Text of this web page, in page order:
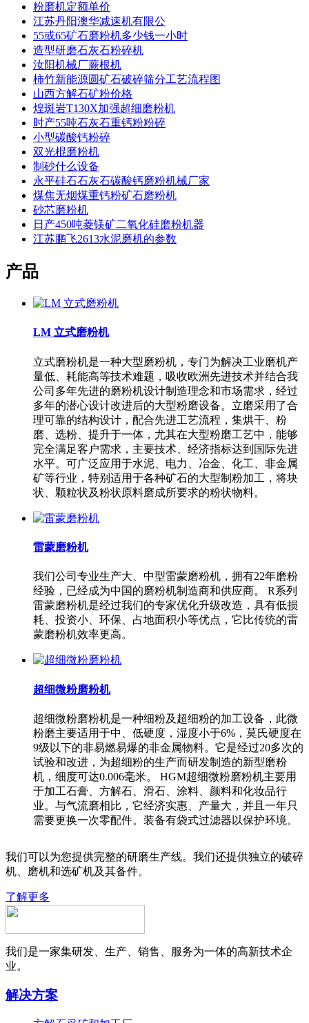
粉磨机定额单价
江苏丹阳澳华减速机有限公
55或65矿石磨粉机多少钱一小时
造型研磨石灰石粉碎机
汝阳机械厂蕨根机
柿竹新能源圆矿石破碎筛分工艺流程图
山西方解石矿粉价格
煌斑岩T130X加强超细磨粉机
时产55吨石灰石重钙粉粉碎
小型碳酸钙粉碎
双光棍磨粉机
制砂什么设备
永平硅石石灰石碳酸钙磨粉机械厂家
煤焦无烟煤重钙粉矿石磨粉机
砂芯磨粉机
日产450吨菱镁矿二氧化硅磨粉机器
江苏鹏飞2613水泥磨机的参数
产品
LM 立式磨粉机
立式磨粉机是一种大型磨粉机，专门为解决工业磨机产
量低、耗能高等技术难题，吸收欧洲先进技术并结合我
公司多年先进的磨粉机设计制造理念和市场需求，经过
多年的潜心设计改进后的大型粉磨设备。立磨采用了合
理可靠的结构设计，配合先进工艺流程，集烘干、粉
磨、选粉、提升于一体，尤其在大型粉磨工艺中，能够
完全满足客户需求，主要技术、经济指标达到国际先进
水平。可广泛应用于水泥、电力、冶金、化工、非金属
矿等行业，特别适用于各种矿石的大型制粉加工，将块
状、颗粒状及粉状原料磨成所要求的粉状物料。
雷蒙磨粉机
我们公司专业生产大、中型雷蒙磨粉机，拥有22年磨粉
经验，已经成为中国的磨粉机制造商和供应商。 R系列
雷蒙磨粉机是经过我们的专家优化升级改造，具有低损
耗、投资小、环保、占地面积小等优点，它比传统的雷
蒙磨粉机效率更高。
超细微粉磨粉机
超细微粉磨粉机是一种细粉及超细粉的加工设备，此微
粉磨主要适用于中、低硬度，湿度小于6%，莫氏硬度在
9级以下的非易燃易爆的非金属物料。它是经过20多次的
试验和改进，为超细粉的生产而研发制造的新型磨粉
机，细度可达0.006毫米。 HGM超细微粉磨粉机主要用
于加工石膏、方解石、滑石、涂料、颜料和化妆品行
业。与气流磨相比，它经济实惠、产量大，并且一年只
需要更换一次零配件。装备有袋式过滤器以保护环境。
我们可以为您提供完整的研磨生产线。我们还提供独立的破碎
机、磨机和选矿机及其备件。
了解更多
我们是一家集研发、生产、销售、服务为一体的高新技术企
业。
解决方案